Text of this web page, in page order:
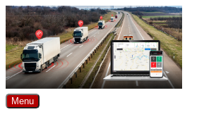
Skip
to
content
Menu